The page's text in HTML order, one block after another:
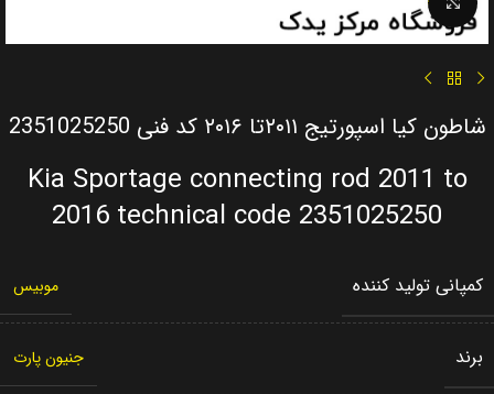
شاطون کیا اسپورتیج ۲۰۱۱تا ۲۰۱۶ کد فنی 2351025250
Kia Sportage connecting rod 2011 to
2016 technical code 2351025250
کمپانی تولید کننده موبیس
برند جنیون پارت